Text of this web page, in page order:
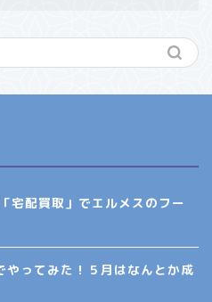
宅配買取」でエルメスのフー
やってみた！５月はなんとか成